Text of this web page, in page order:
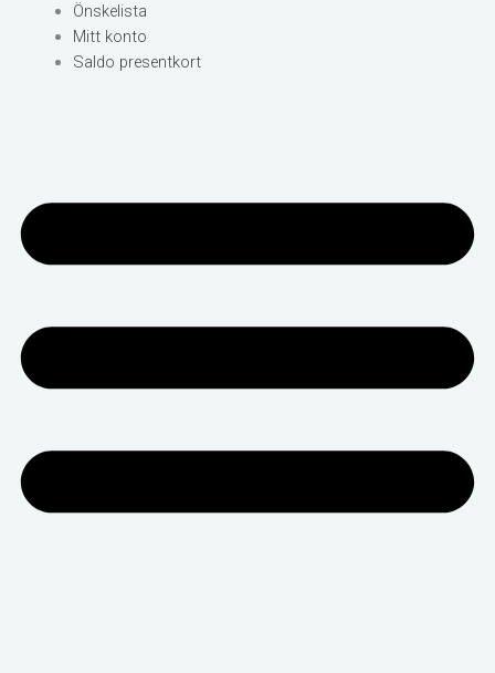
Önskelista
Mitt konto
Saldo presentkort